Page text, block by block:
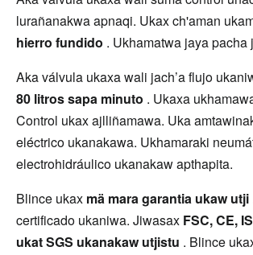
hierro fundido . Ukhamatwa jaya pacha
80 litros sapa minuto . Ukaxa
Control ukax ajlliñamawa. Uka
eléctrico ukanakawa. Ukhamaraki
electrohidráulico ukanakaw apthapita.
Blince ukax mä mara garantia ukaw utji
certificado ukaniwa. Jiwasax FSC, CE,
ukat SGS ukanakaw utjistu . Blince